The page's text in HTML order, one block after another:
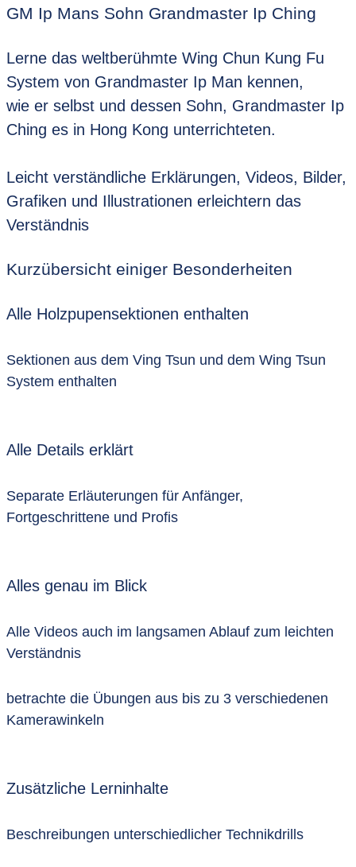
GM Ip Mans Sohn Grandmaster Ip Ching
Lerne das weltberühmte Wing Chun Kung Fu
System von Grandmaster Ip Man kennen,
wie er selbst und dessen Sohn, Grandmaster Ip
Ching es in Hong Kong unterrichteten.
Leicht verständliche Erklärungen, Videos, Bilder,
Grafiken und Illustrationen erleichtern das
Verständnis
Kurzübersicht einiger Besonderheiten
Alle Holzpupensektionen enthalten
Sektionen aus dem Ving Tsun und dem Wing Tsun
System enthalten
Alle Details erklärt
Separate Erläuterungen für Anfänger,
Fortgeschrittene und Profis
Alles genau im Blick
Alle Videos auch im langsamen Ablauf zum leichten
Verständnis
betrachte die Übungen aus bis zu 3 verschiedenen
Kamerawinkeln
Zusätzliche Lerninhalte
Beschreibungen unterschiedlicher Technikdrills